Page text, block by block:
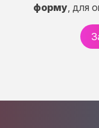
форму, для